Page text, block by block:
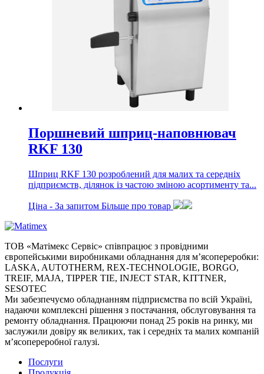
Поршневий шприц-наповнювач
RKF 130
Шприц RKF 130 розроблений для малих та середніх
підприємств, ділянок із частою зміною асортименту та...
Ціна - За запитом Більше про товар
ТОВ «Матімекс Сервіс» співпрацює з провідними
європейськими виробниками обладнання для м’ясопереробки:
LASKA, AUTOTHERM, REX-TECHNOLOGIE, BORGO,
TREIF, MAJA, TIPPER TIE, INJECT STAR, KITTNER,
SESOTEC
Ми забезпечуємо обладнанням підприємства по всій Україні,
надаючи комплексні рішення з постачання, обслуговування та
ремонту обладнання. Працюючи понад 25 років на ринку, ми
заслужили довіру як великих, так і середніх та малих компаній
м’ясопереробної галузі.
Послуги